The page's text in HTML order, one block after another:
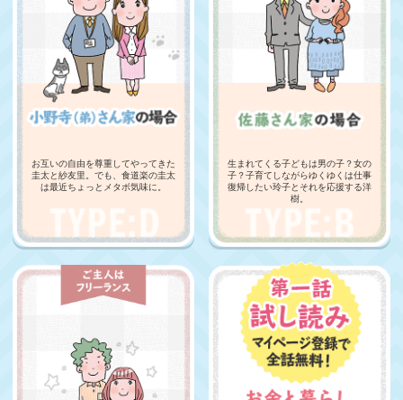
お互いの自由を尊重してやってきた
圭太と紗友里。でも、食道楽の圭太
は最近ちょっとメタボ気味に。
生まれてくる子どもは男の子？女の
子？子育てしながらゆくゆくは仕事
復帰したい玲子とそれを応援する洋
樹。